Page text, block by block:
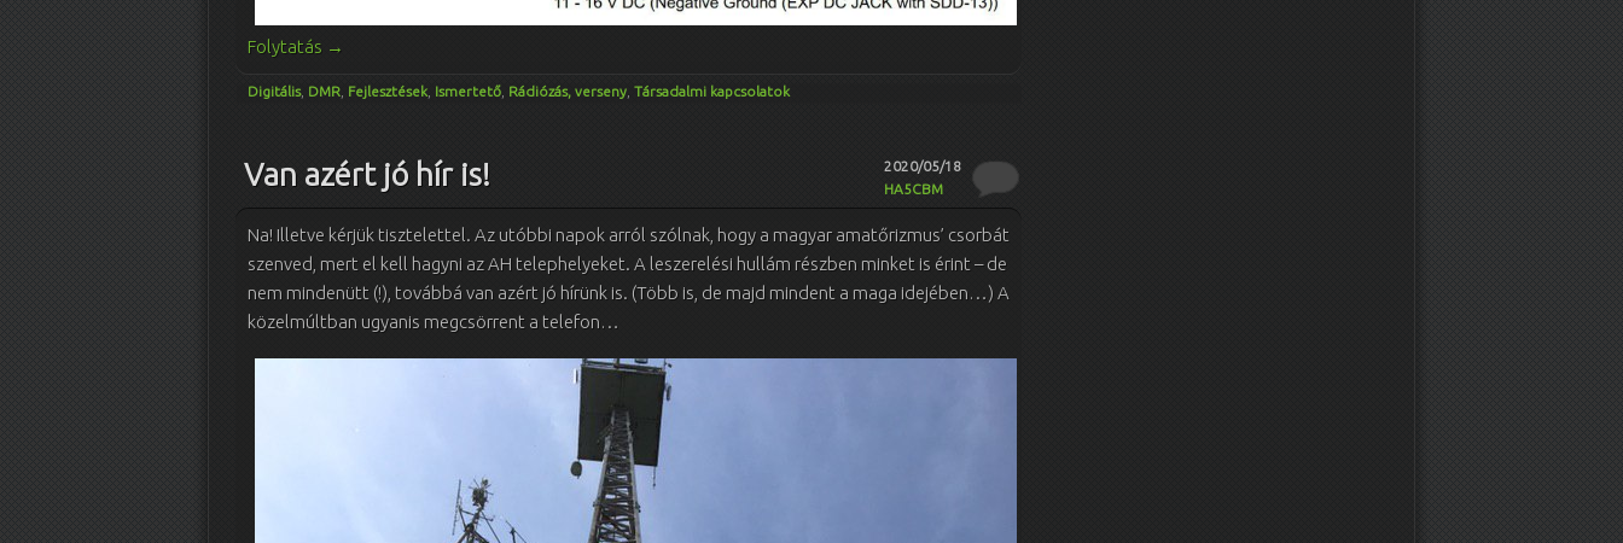
Folytatás →
Digitális, DMR Fejlesztések Ismertető Rádiózás, verseny Társadalmi kapcsolatok
Van azért jó hír is!
2020/05/18
HA5CBM
Na! Illetve kérjük tisztelettel. Az utóbbi napok arról szólnak, hogy a magyar amatőrizmus’ csorbát
szenved, mert el kell hagyni az AH telephelyeket. A leszerelési hullám részben minket is érint – de
nem mindenütt (!), továbbá van azért jó hírünk is. (Több is, de majd mindent a maga idejében…) A
közelmúltban ugyanis megcsörrent a telefon…